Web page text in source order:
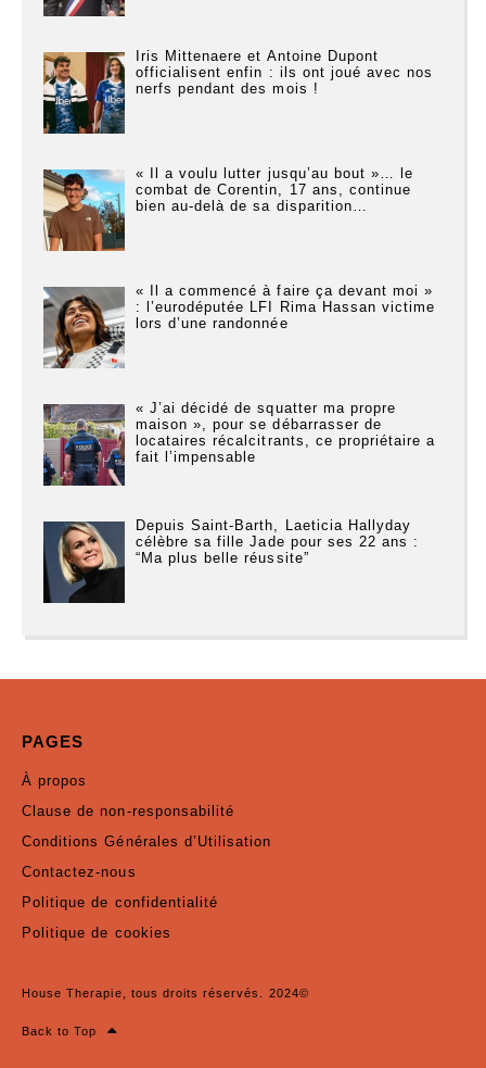
Iris Mittenaere et Antoine Dupont
officialisent enfin : ils ont joué avec nos
nerfs pendant des mois !
« Il a voulu lutter jusqu’au bout »… le
combat de Corentin, 17 ans, continue
bien au-delà de sa disparition…
« Il a commencé à faire ça devant moi »
: l’eurodéputée LFI Rima Hassan victime
lors d’une randonnée
« J’ai décidé de squatter ma propre
maison », pour se débarrasser de
locataires récalcitrants, ce propriétaire a
fait l’impensable
Depuis Saint-Barth, Laeticia Hallyday
célèbre sa fille Jade pour ses 22 ans :
“Ma plus belle réussite”
PAGES
À propos
Clause de non-responsabilité
Conditions Générales d’Utilisation
Contactez-nous
Politique de confidentialité
Politique de cookies
House Therapie, tous droits réservés. 2024©
Back to Top